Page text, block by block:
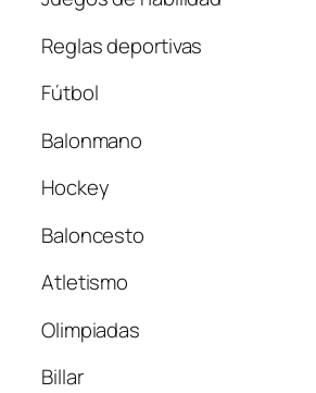
Reglas deportivas
Fútbol
Balonmano
Hockey
Baloncesto
Atletismo
Olimpiadas
Billar